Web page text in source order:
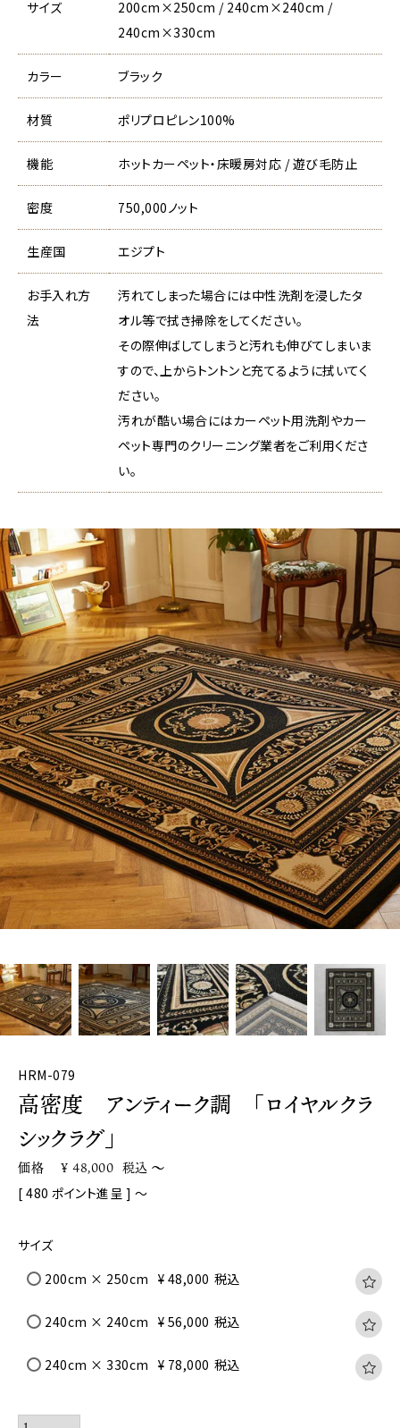
サイズ
200cm×250cm / 240cm×240cm /
240cm×330cm
カラー ブラック
材質 ポリプロピレン100%
機能 ホットカーペット・床暖房対応 / 遊び毛防止
密度 750,000ノット
生産国 エジプト
お手入れ方
法
汚れてしまった場合には中性洗剤を浸したタ
オル等で拭き掃除をしてください。
その際伸ばしてしまうと汚れも伸びてしまいま
すので、上からトントンと充てるように拭いてく
ださい。
汚れが酷い場合にはカーペット用洗剤やカー
ペット専門のクリーニング業者をご利用くださ
い。
HRM-079
高密度 アンティーク調 「ロイヤルクラ
シックラグ」
価格 ¥ 48,000 税込 〜
[ 480 ポイント進呈 ] 〜
サイズ
200cm × 250cm ¥ 48,000 税込
240cm × 240cm ¥ 56,000 税込
240cm × 330cm ¥ 78,000 税込